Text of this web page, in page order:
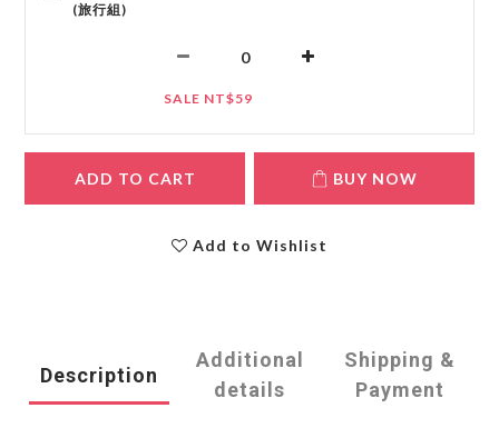
(旅行組)
SALE NT$59
ADD TO CART BUY NOW
Add to Wishlist
Description
Additional
details
Shipping &
Payment